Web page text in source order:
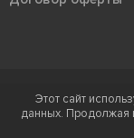
Терра - территория
Ⓒ Правообладателем
Этот сайт
данных. Продолжая